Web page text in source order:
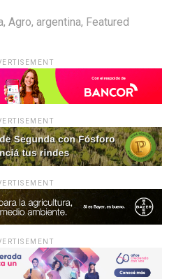
m
p
ar
tir
, Agro, argentina, Featured